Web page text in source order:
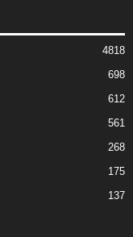
4818
698
612
561
268
175
137